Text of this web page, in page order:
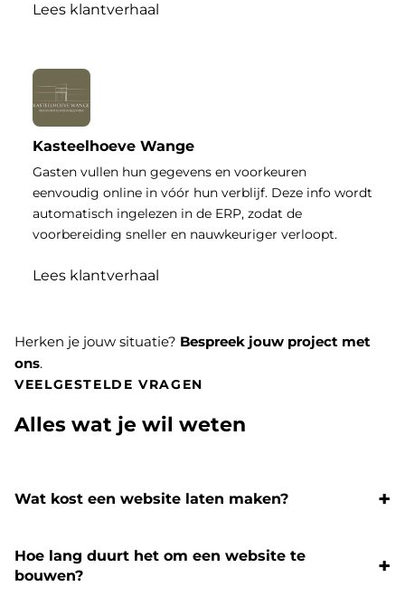
Lees klantverhaal
Kasteelhoeve Wange
Gasten vullen hun gegevens en voorkeuren
eenvoudig online in vóór hun verblijf. Deze info wordt
automatisch ingelezen in de ERP, zodat de
voorbereiding sneller en nauwkeuriger verloopt.
Lees klantverhaal
Herken je jouw situatie? Bespreek jouw project met
ons.
VEELGESTELDE VRAGEN
Alles wat je wil weten
Wat kost een website laten maken?
Hoe lang duurt het om een website te
bouwen?